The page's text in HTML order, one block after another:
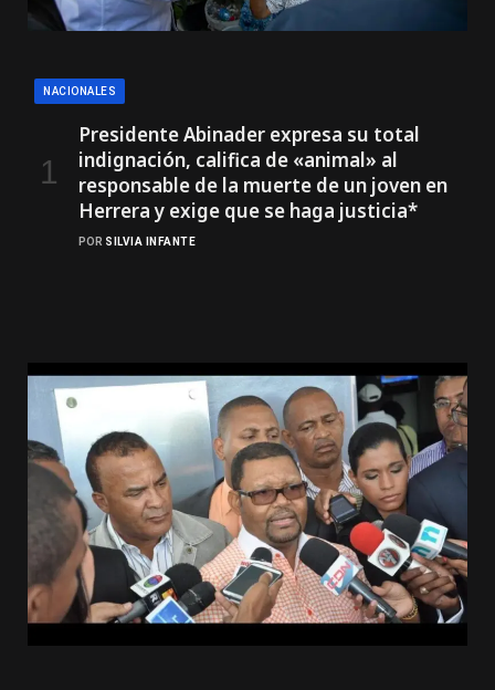
NACIONALES
Presidente Abinader expresa su total
indignación, califica de «animal» al
responsable de la muerte de un joven en
Herrera y exige que se haga justicia*
POR SILVIA INFANTE